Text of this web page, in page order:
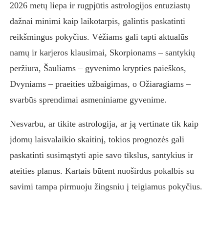
2026 metų liepa ir rugpjūtis astrologijos entuziastų
dažnai minimi kaip laikotarpis, galintis paskatinti
reikšmingus pokyčius. Vėžiams gali tapti aktualūs
namų ir karjeros klausimai, Skorpionams – santykių
peržiūra, Šauliams – gyvenimo krypties paieškos,
Dvyniams – praeities užbaigimas, o Ožiaragiams –
svarbūs sprendimai asmeniniame gyvenime.
Nesvarbu, ar tikite astrologija, ar ją vertinate tik kaip
įdomų laisvalaikio skaitinį, tokios prognozės gali
paskatinti susimąstyti apie savo tikslus, santykius ir
ateities planus. Kartais būtent nuoširdus pokalbis su
savimi tampa pirmuoju žingsniu į teigiamus pokyčius.